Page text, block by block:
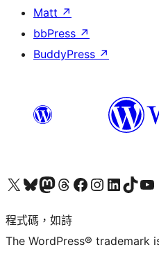
Matt ↗
bbPress ↗
BuddyPress ↗
查看我們的 X (之前的 Twitter) 帳號造訪我們的 Bluesky 帳號造訪我們的 Mastodon 帳號造訪我們的 Threads 帳號 造訪我們的 Facebook 粉絲專頁Visit our Instagram account
Visit our LinkedIn
造訪我們的 TikTok 帳號Visit
程式碼，如詩
The WordPress® trademark